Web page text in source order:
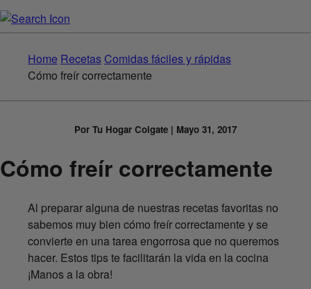
Home Recetas Comidas fáciles y rápidas
Cómo freír correctamente
Por Tu Hogar Colgate | Mayo 31, 2017
Cómo freír correctamente
Al preparar alguna de nuestras recetas favoritas no
sabemos muy bien cómo freír correctamente y se
convierte en una tarea engorrosa que no queremos
hacer. Estos tips te facilitarán la vida en la cocina
¡Manos a la obra!